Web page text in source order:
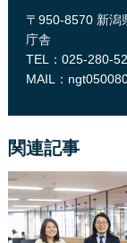
〒950-8570 新
庁舎
TEL：025-280-
MAIL：
関連記事